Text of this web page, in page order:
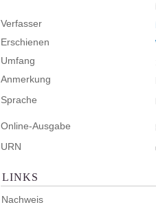
Verfasser
Erschienen
Umfang
Anmerkung
Sprache
Online-Ausgabe
URN
LINKS
Nachweis